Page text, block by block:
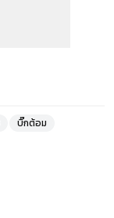
บิ๊กต้อม